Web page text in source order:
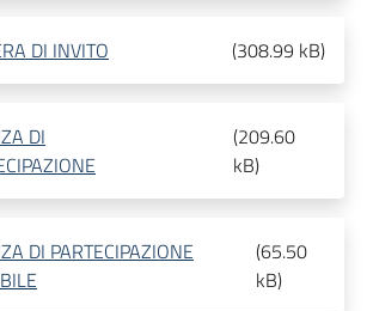
DI INVITO (308.99 kB)
DI
(209.60
kB)
DI PARTECIPAZIONE
(65.50
kB)